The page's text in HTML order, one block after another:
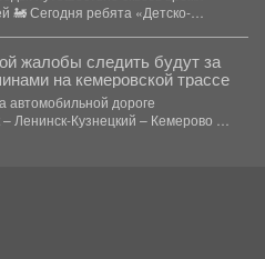
«Детско-
жалобы следить будут за
на кемеровской трассе
автомобильной дороге
Ленинск-Кузнецкий – Кемерово –